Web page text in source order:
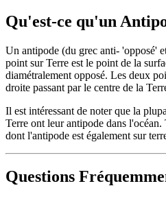
Qu'est-ce qu'un
Un antipode (du grec anti- 'opposé'
point sur Terre est le point de la
diamétralement opposé. Les deux
droite passant par le centre de la
Il est intéressant de noter que la
Terre ont leur antipode dans
dont l'antipode est également sur
Questions